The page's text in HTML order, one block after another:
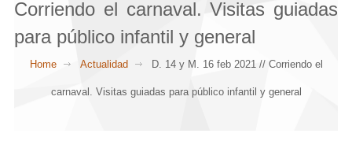
Corriendo el carnaval. Visitas guiadas
para público infantil y general
Home Actualidad D. 14 y M. 16 feb 2021 // Corriendo el
carnaval. Visitas guiadas para público infantil y general